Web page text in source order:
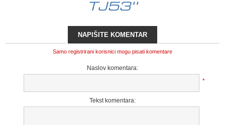
TJ53
NAPIŠITE KOMENTAR
Samo registrirani korisnici mogu pisati komentare
Naslov komentara:
*
Tekst komentara: